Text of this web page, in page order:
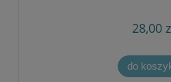
28,00
do